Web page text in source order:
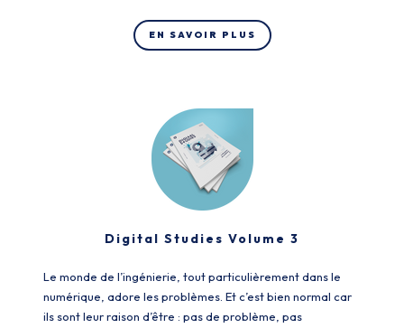
EN SAVOIR PLUS
Digital Studies Volume 3
Le monde de l’ingénierie, tout particulièrement dans le
numérique, adore les problèmes. Et c’est bien normal car
ils sont leur raison d’être : pas de problème, pas